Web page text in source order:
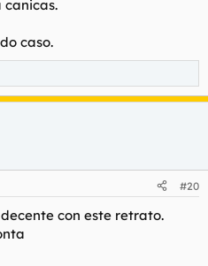
caso.
#20
con este retrato.